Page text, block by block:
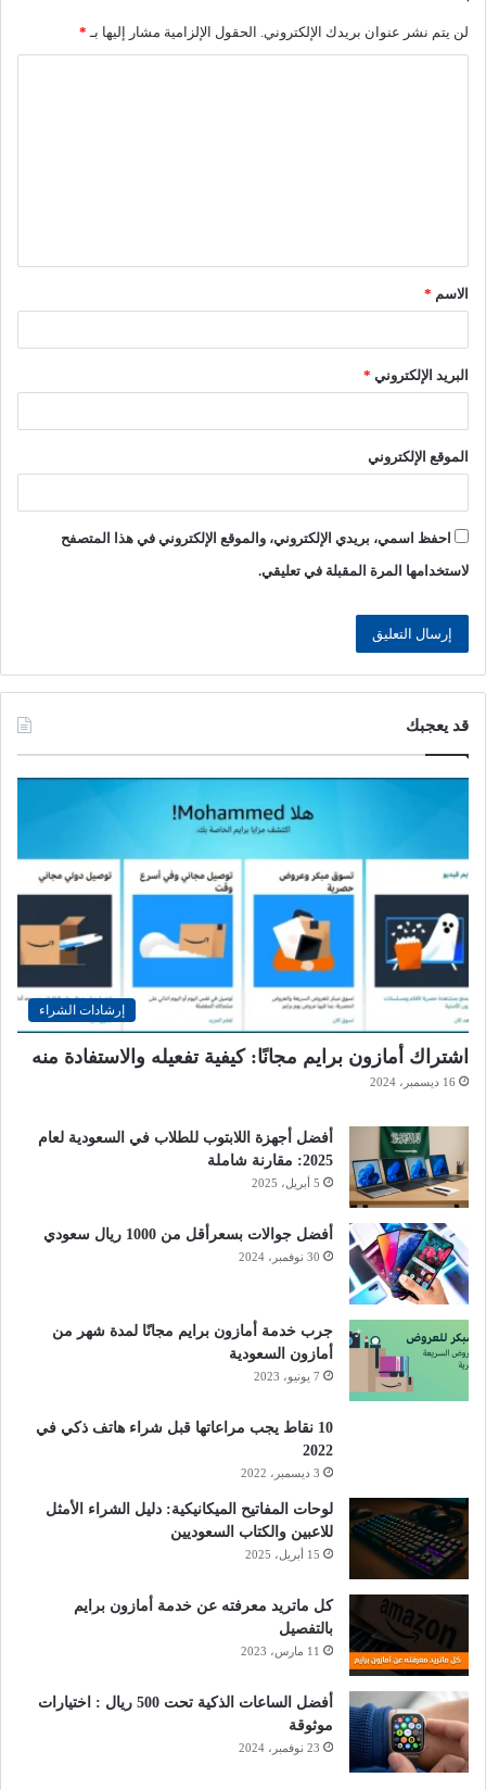
لن يتم نشر عنوان بريدك الإلكتروني. الحقول الإلزامية مشار إليها بـ *
ق
*الاسم *
البريد الإلكتروني *
الموقع الإلكتروني
احفظ اسمي، بريدي الإلكتروني، والموقع الإلكتروني في هذا المتصفح
لاستخدامها المرة المقبلة في تعليقي.
قد يعجبك
إرشادات الشراء
اشتراك أمازون برايم مجانًا: كيفية تفعيله والاستفادة منه
16 ديسمبر، 2024
أفضل أجهزة اللابتوب للطلاب في السعودية لعام
2025: مقارنة شاملة
5 أبريل، 2025
أفضل جوالات بسعرأقل من 1000 ريال سعودي
30 نوفمبر، 2024
جرب خدمة أمازون برايم مجانًا لمدة شهر من
أمازون السعودية
7 يونيو، 2023
10 نقاط يجب مراعاتها قبل شراء هاتف ذكي في
2022
3 ديسمبر، 2022
لوحات المفاتيح الميكانيكية: دليل الشراء الأمثل
للاعبين والكتاب السعوديين
15 أبريل، 2025
كل ماتريد معرفته عن خدمة أمازون برايم
بالتفصيل
11 مارس، 2023
أفضل الساعات الذكية تحت 500 ريال : اختيارات
موثوقة
23 نوفمبر، 2024